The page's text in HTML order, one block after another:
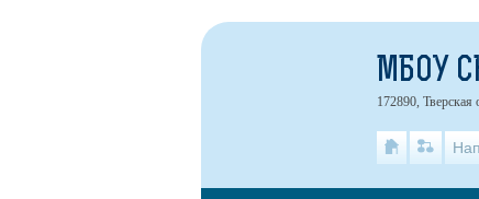
МБОУ
172890,